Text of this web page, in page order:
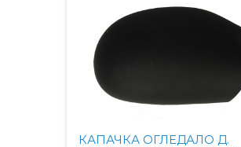
КАПАЧКА ОГЛЕДАЛО Д.